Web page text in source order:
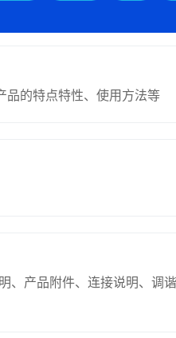
的特点特性、使用方法等
产品附件、连接说明、调